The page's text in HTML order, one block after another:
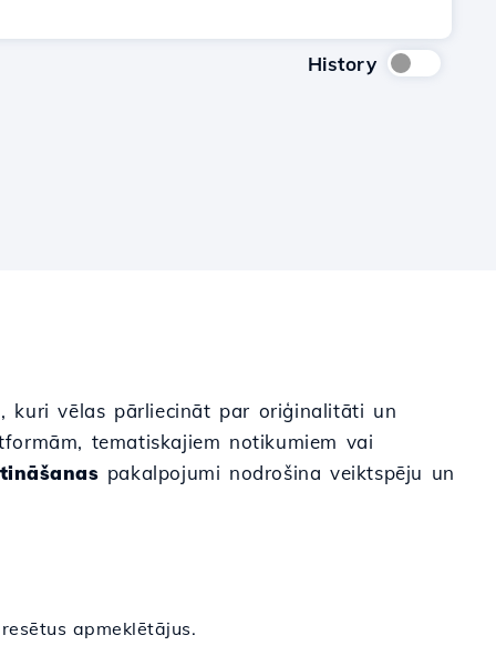
History
kuri vēlas pārliecināt par oriģinalitāti un
tematiskajiem notikumiem vai
pakalpojumi nodrošina veiktspēju un
apmeklētājus.